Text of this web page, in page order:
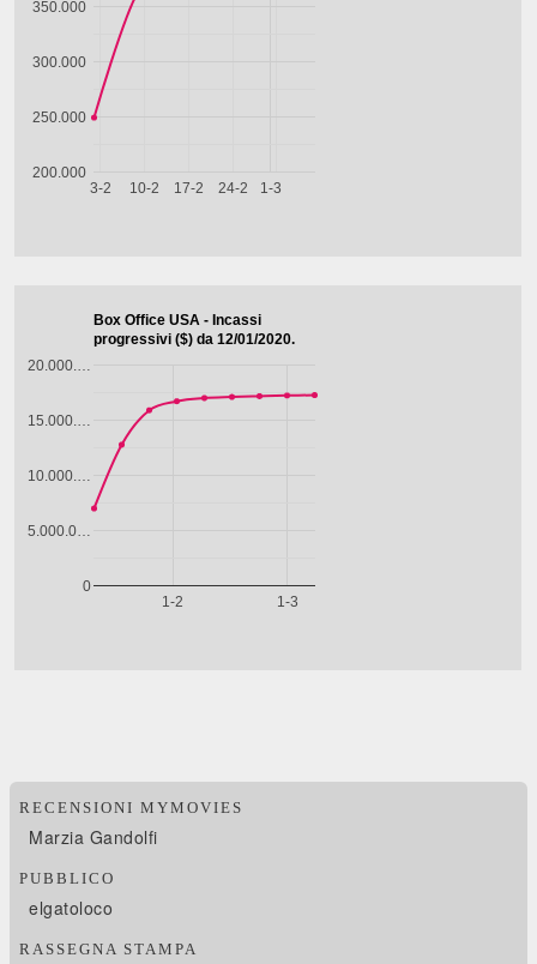
RECENSIONI MYMOVIES
Marzia Gandolfi
PUBBLICO
elgatoloco
RASSEGNA STAMPA